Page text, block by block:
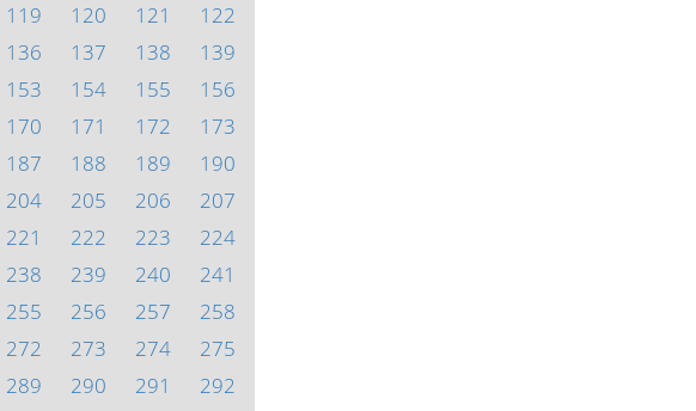
119 120 121
122
136 137 138
139
153 154 155
156
170 171 172
173
187 188 189
190
204 205 206
207
221 222 223
224
238 239 240
241
255 256 257
258
272 273 274
275
289 290 291
292